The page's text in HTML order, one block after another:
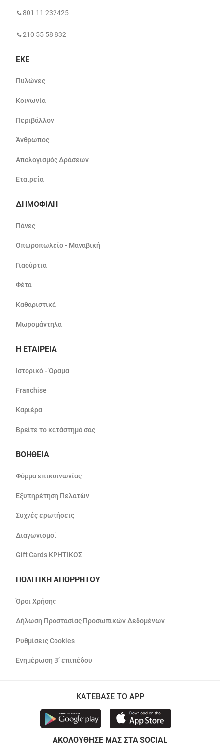
801 11 232425
210 55 58 832
ΕΚΕ
Πυλώνες
Κοινωνία
Περιβάλλον
Άνθρωπος
Απολογισμός Δράσεων
Εταιρεία
ΔΗΜΟΦΙΛΗ
Πάνες
Οπωροπωλείο - Μαναβική
Γιαούρτια
Φέτα
Καθαριστικά
Μωρομάντηλα
Η ΕΤΑΙΡΕΙΑ
Ιστορικό - Όραμα
Franchise
Καριέρα
Βρείτε το κατάστημά σας
ΒΟΗΘΕΙΑ
Φόρμα επικοινωνίας
Εξυπηρέτηση Πελατών
Συχνές ερωτήσεις
Διαγωνισμοί
Gift Cards ΚΡΗΤΙΚΟΣ
ΠΟΛΙΤΙΚΗ ΑΠΟΡΡΗΤΟΥ
Όροι Χρήσης
Δήλωση Προστασίας Προσωπικών Δεδομένων
Ρυθμίσεις Cookies
Ενημέρωση Β’ επιπέδου
ΚΑΤΕΒΑΣΕ ΤΟ APP
ΑΚΟΛΟΥΘΗΣΕ ΜΑΣ ΣΤΑ SOCIAL